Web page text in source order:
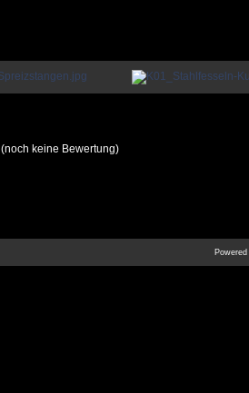
(noch keine Bewertung)